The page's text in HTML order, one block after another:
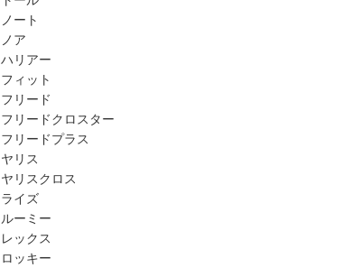
ノート
ノア
ハリアー
フィット
フリード
フリードクロスター
フリードプラス
ヤリス
ヤリスクロス
ライズ
ルーミー
レックス
ロッキー